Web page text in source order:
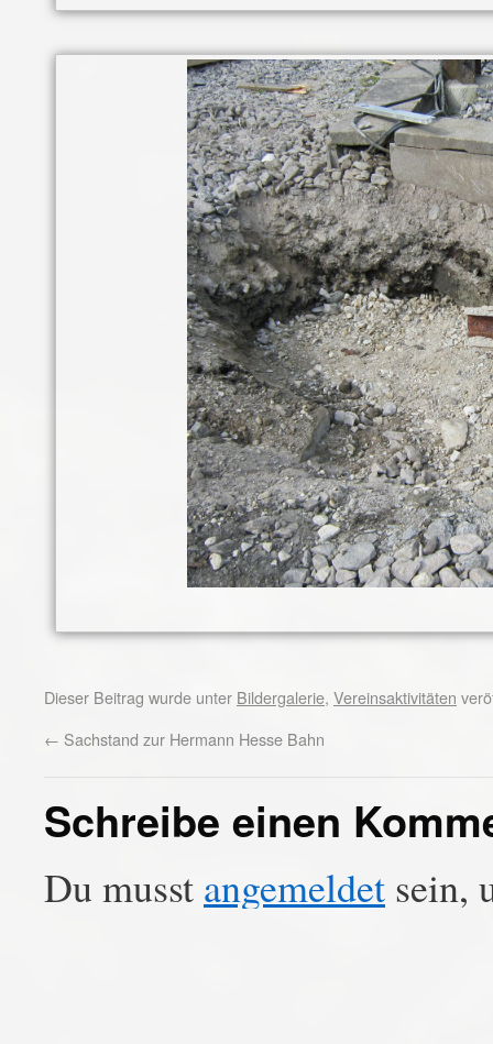
Dieser Beitrag wurde unter Bildergalerie, Vereinsaktivitäten
← Sachstand zur Hermann Hesse Bahn
Schreibe einen
Du musst angemeldet sein,